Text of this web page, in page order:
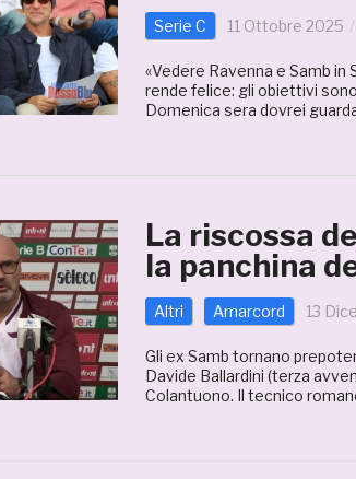
Serie C 11 Ottobre 2025
«Vedere Ravenna e Samb
rende felice: gli obiettivi
Domenica sera dovrei
La riscossa
la panchina
Altri Amarcord 13
Gli ex Samb tornano
Davide Ballardini (terza
Colantuono. Il tecnico